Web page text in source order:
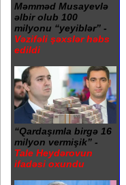
Məmməd Musayevlə
əlbir olub 100
milyonu “yeyiblər” -
Vəzifəli şəxslər həbs
edildi
“Qardaşımla birgə 16
milyon vermişik” -
Tale Heydərovun
ifadəsi oxundu